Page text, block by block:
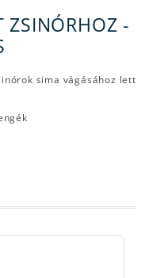
ZSINÓRHOZ -
sima vágásához lett